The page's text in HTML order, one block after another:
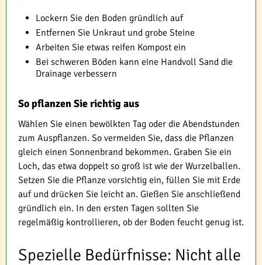
Lockern Sie den Boden gründlich auf
Entfernen Sie Unkraut und grobe Steine
Arbeiten Sie etwas reifen Kompost ein
Bei schweren Böden kann eine Handvoll Sand die
Drainage verbessern
So pflanzen Sie richtig aus
Wählen Sie einen bewölkten Tag oder die Abendstunden
zum Auspflanzen. So vermeiden Sie, dass die Pflanzen
gleich einen Sonnenbrand bekommen. Graben Sie ein
Loch, das etwa doppelt so groß ist wie der Wurzelballen.
Setzen Sie die Pflanze vorsichtig ein, füllen Sie mit Erde
auf und drücken Sie leicht an. Gießen Sie anschließend
gründlich ein. In den ersten Tagen sollten Sie
regelmäßig kontrollieren, ob der Boden feucht genug ist.
Spezielle Bedürfnisse: Nicht alle